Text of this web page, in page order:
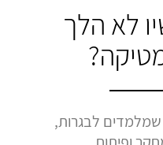
לחץ לצפייה
בהמלצה
לא הלך
לבגרות,